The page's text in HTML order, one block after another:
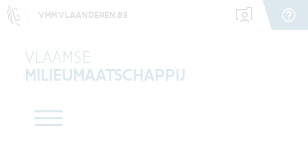
VMM.VLAANDEREN.BE
VLAAMSE
MILIEUMAATSCHAPPIJ